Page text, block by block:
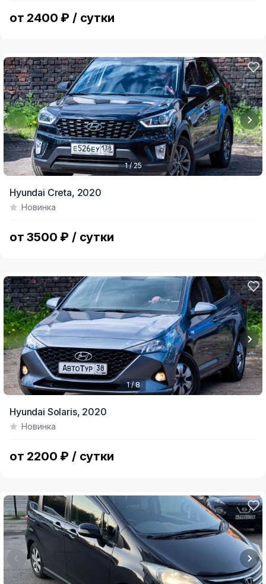
от 2400 ₽ / сутки
of
1 / 25
Hyundai Creta, 2020
Новинка
от 3500 ₽ / сутки
of
1 / 8
Hyundai Solaris, 2020
Новинка
от 2200 ₽ / сутки